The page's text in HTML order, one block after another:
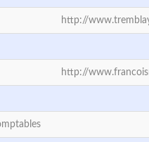
http://
http://